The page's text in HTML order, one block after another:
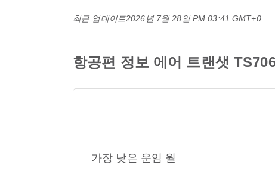
최근 업데이트2026년 7월 28일 PM 03:41 GMT+0
항공편 정보 에어 트랜샛
가장 낮은 운임 월